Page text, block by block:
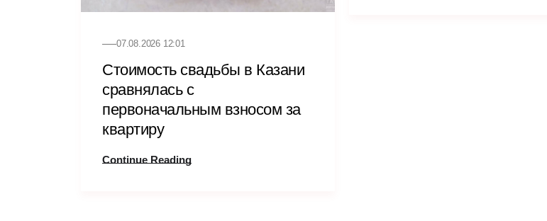
07.08.2026 12:01
Стоимость свадьбы в Казани
сравнялась с
первоначальным взносом за
квартиру
Continue Reading